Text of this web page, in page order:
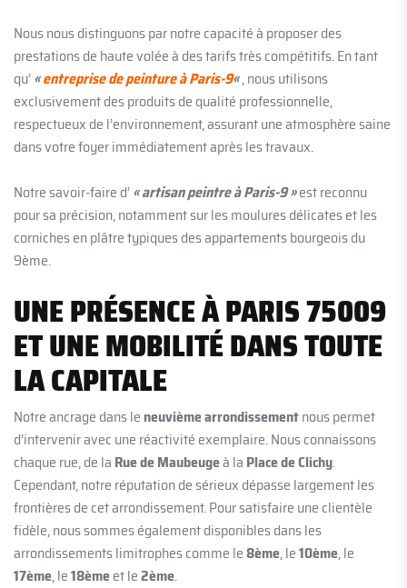
Nous nous distinguons par notre capacité à proposer des
prestations de haute volée à des tarifs très compétitifs. En tant
qu’«entreprise de peinture à Paris-9«, nous utilisons
exclusivement des produits de qualité professionnelle,
respectueux de l’environnement, assurant une atmosphère saine
dans votre foyer immédiatement après les travaux.
Notre savoir-faire d’« artisan peintre à Paris-9 »est reconnu
pour sa précision, notamment sur les moulures délicates et les
corniches en plâtre typiques des appartements bourgeois du
9ème.
UNE PRÉSENCE À PARIS 75009
ET UNE MOBILITÉ DANS TOUTE
LA CAPITALE
Notre ancrage dans le neuvième arrondissementnous permet
d’intervenir avec une réactivité exemplaire. Nous connaissons
chaque rue, de la Rue de Maubeugeà la Place de Clichy.
Cependant, notre réputation de sérieux dépasse largement les
frontières de cet arrondissement. Pour satisfaire une clientèle
fidèle, nous sommes également disponibles dans les
arrondissements limitrophes comme le8ème, le10ème, le
17ème, le18èmeet le2ème.